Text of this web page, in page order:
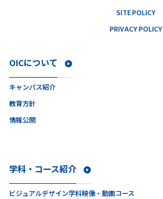
SITE POLICY
PRIVACY POLICY
OICについて
キャンパス紹介
教育方針
情報公開
学科・コース紹介
ビジュアルデザイン学科映像・動画コース